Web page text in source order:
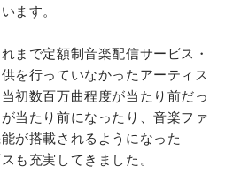
ます。
まで定額制音楽配信サービス・
を行っていなかったアーティス
初数百万曲程度が当たり前だっ
当たり前になったり、音楽ファ
が搭載されるようになった
充実してきました。